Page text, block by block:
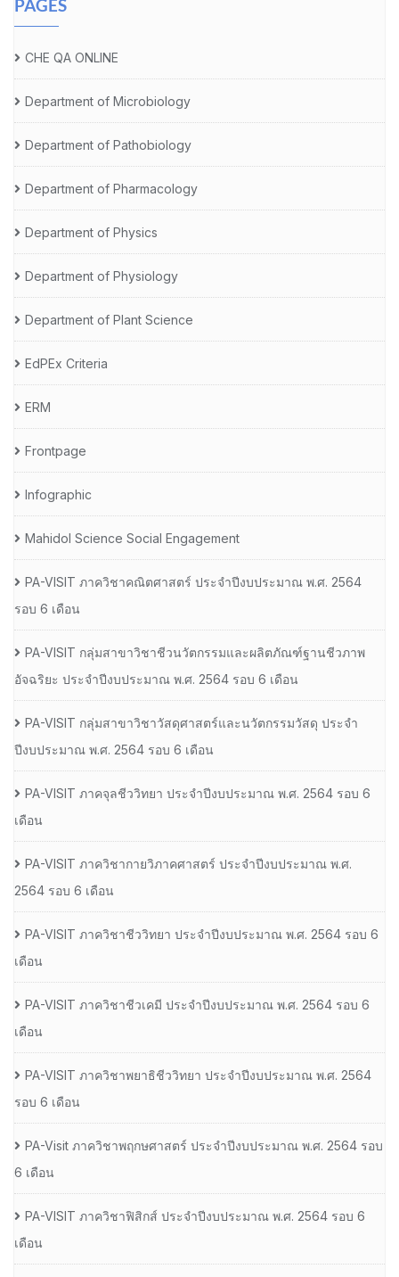
PAGES
CHE QA ONLINE
Department of Microbiology
Department of Pathobiology
Department of Pharmacology
Department of Physics
Department of Physiology
Department of Plant Science
EdPEx Criteria
ERM
Frontpage
Infographic
Mahidol Science Social Engagement
PA-VISIT ภาควิชาคณิตศาสตร์ ประจำปีงบประมาณ พ.ศ. 2564
รอบ 6 เดือน
PA-VISIT กลุ่มสาขาวิชาชีวนวัตกรรมและผลิตภัณฑ์ฐานชีวภาพ
อัจฉริยะ ประจำปีงบประมาณ พ.ศ. 2564 รอบ 6 เดือน
PA-VISIT กลุ่มสาขาวิชาวัสดุศาสตร์และนวัตกรรมวัสดุ ประจำ
ปีงบประมาณ พ.ศ. 2564 รอบ 6 เดือน
PA-VISIT ภาคจุลชีววิทยา ประจำปีงบประมาณ พ.ศ. 2564 รอบ 6
เดือน
PA-VISIT ภาควิชากายวิภาคศาสตร์ ประจำปีงบประมาณ พ.ศ.
2564 รอบ 6 เดือน
PA-VISIT ภาควิชาชีววิทยา ประจำปีงบประมาณ พ.ศ. 2564 รอบ 6
เดือน
PA-VISIT ภาควิชาชีวเคมี ประจำปีงบประมาณ พ.ศ. 2564 รอบ 6
เดือน
PA-VISIT ภาควิชาพยาธิชีววิทยา ประจำปีงบประมาณ พ.ศ. 2564
รอบ 6 เดือน
PA-Visit ภาควิชาพฤกษศาสตร์ ประจำปีงบประมาณ พ.ศ. 2564 รอบ
6 เดือน
PA-VISIT ภาควิชาฟิสิกส์ ประจำปีงบประมาณ พ.ศ. 2564 รอบ 6
เดือน